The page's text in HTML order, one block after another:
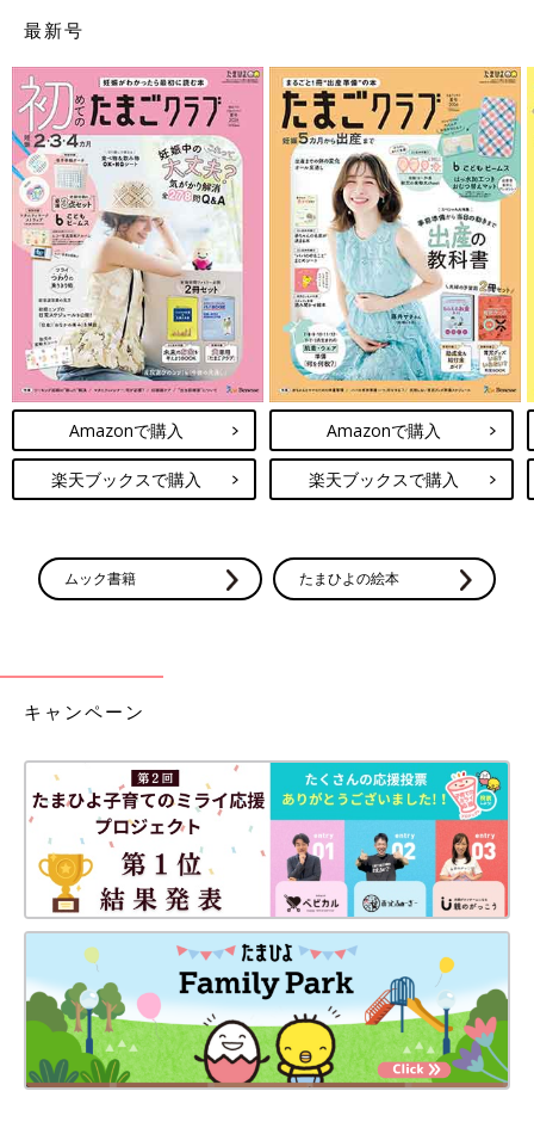
最新号
Amazonで購入
楽天ブックスで購入
Amazonで購入
楽天ブックスで購入
ムック書籍 たまひよの絵本
キャンペーン